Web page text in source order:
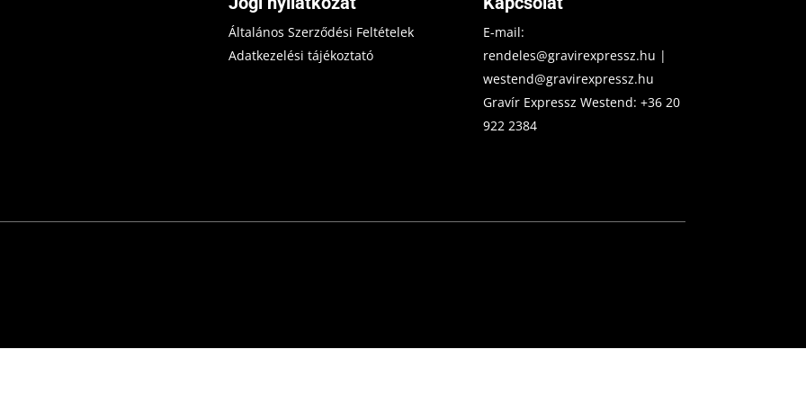
Általános Szerződési Feltételek
Adatkezelési tájékoztató
E-mail:
rendeles@gravirexpressz.hu |
westend@gravirexpressz.hu
Gravír Expressz Westend:+36 20
922 2384